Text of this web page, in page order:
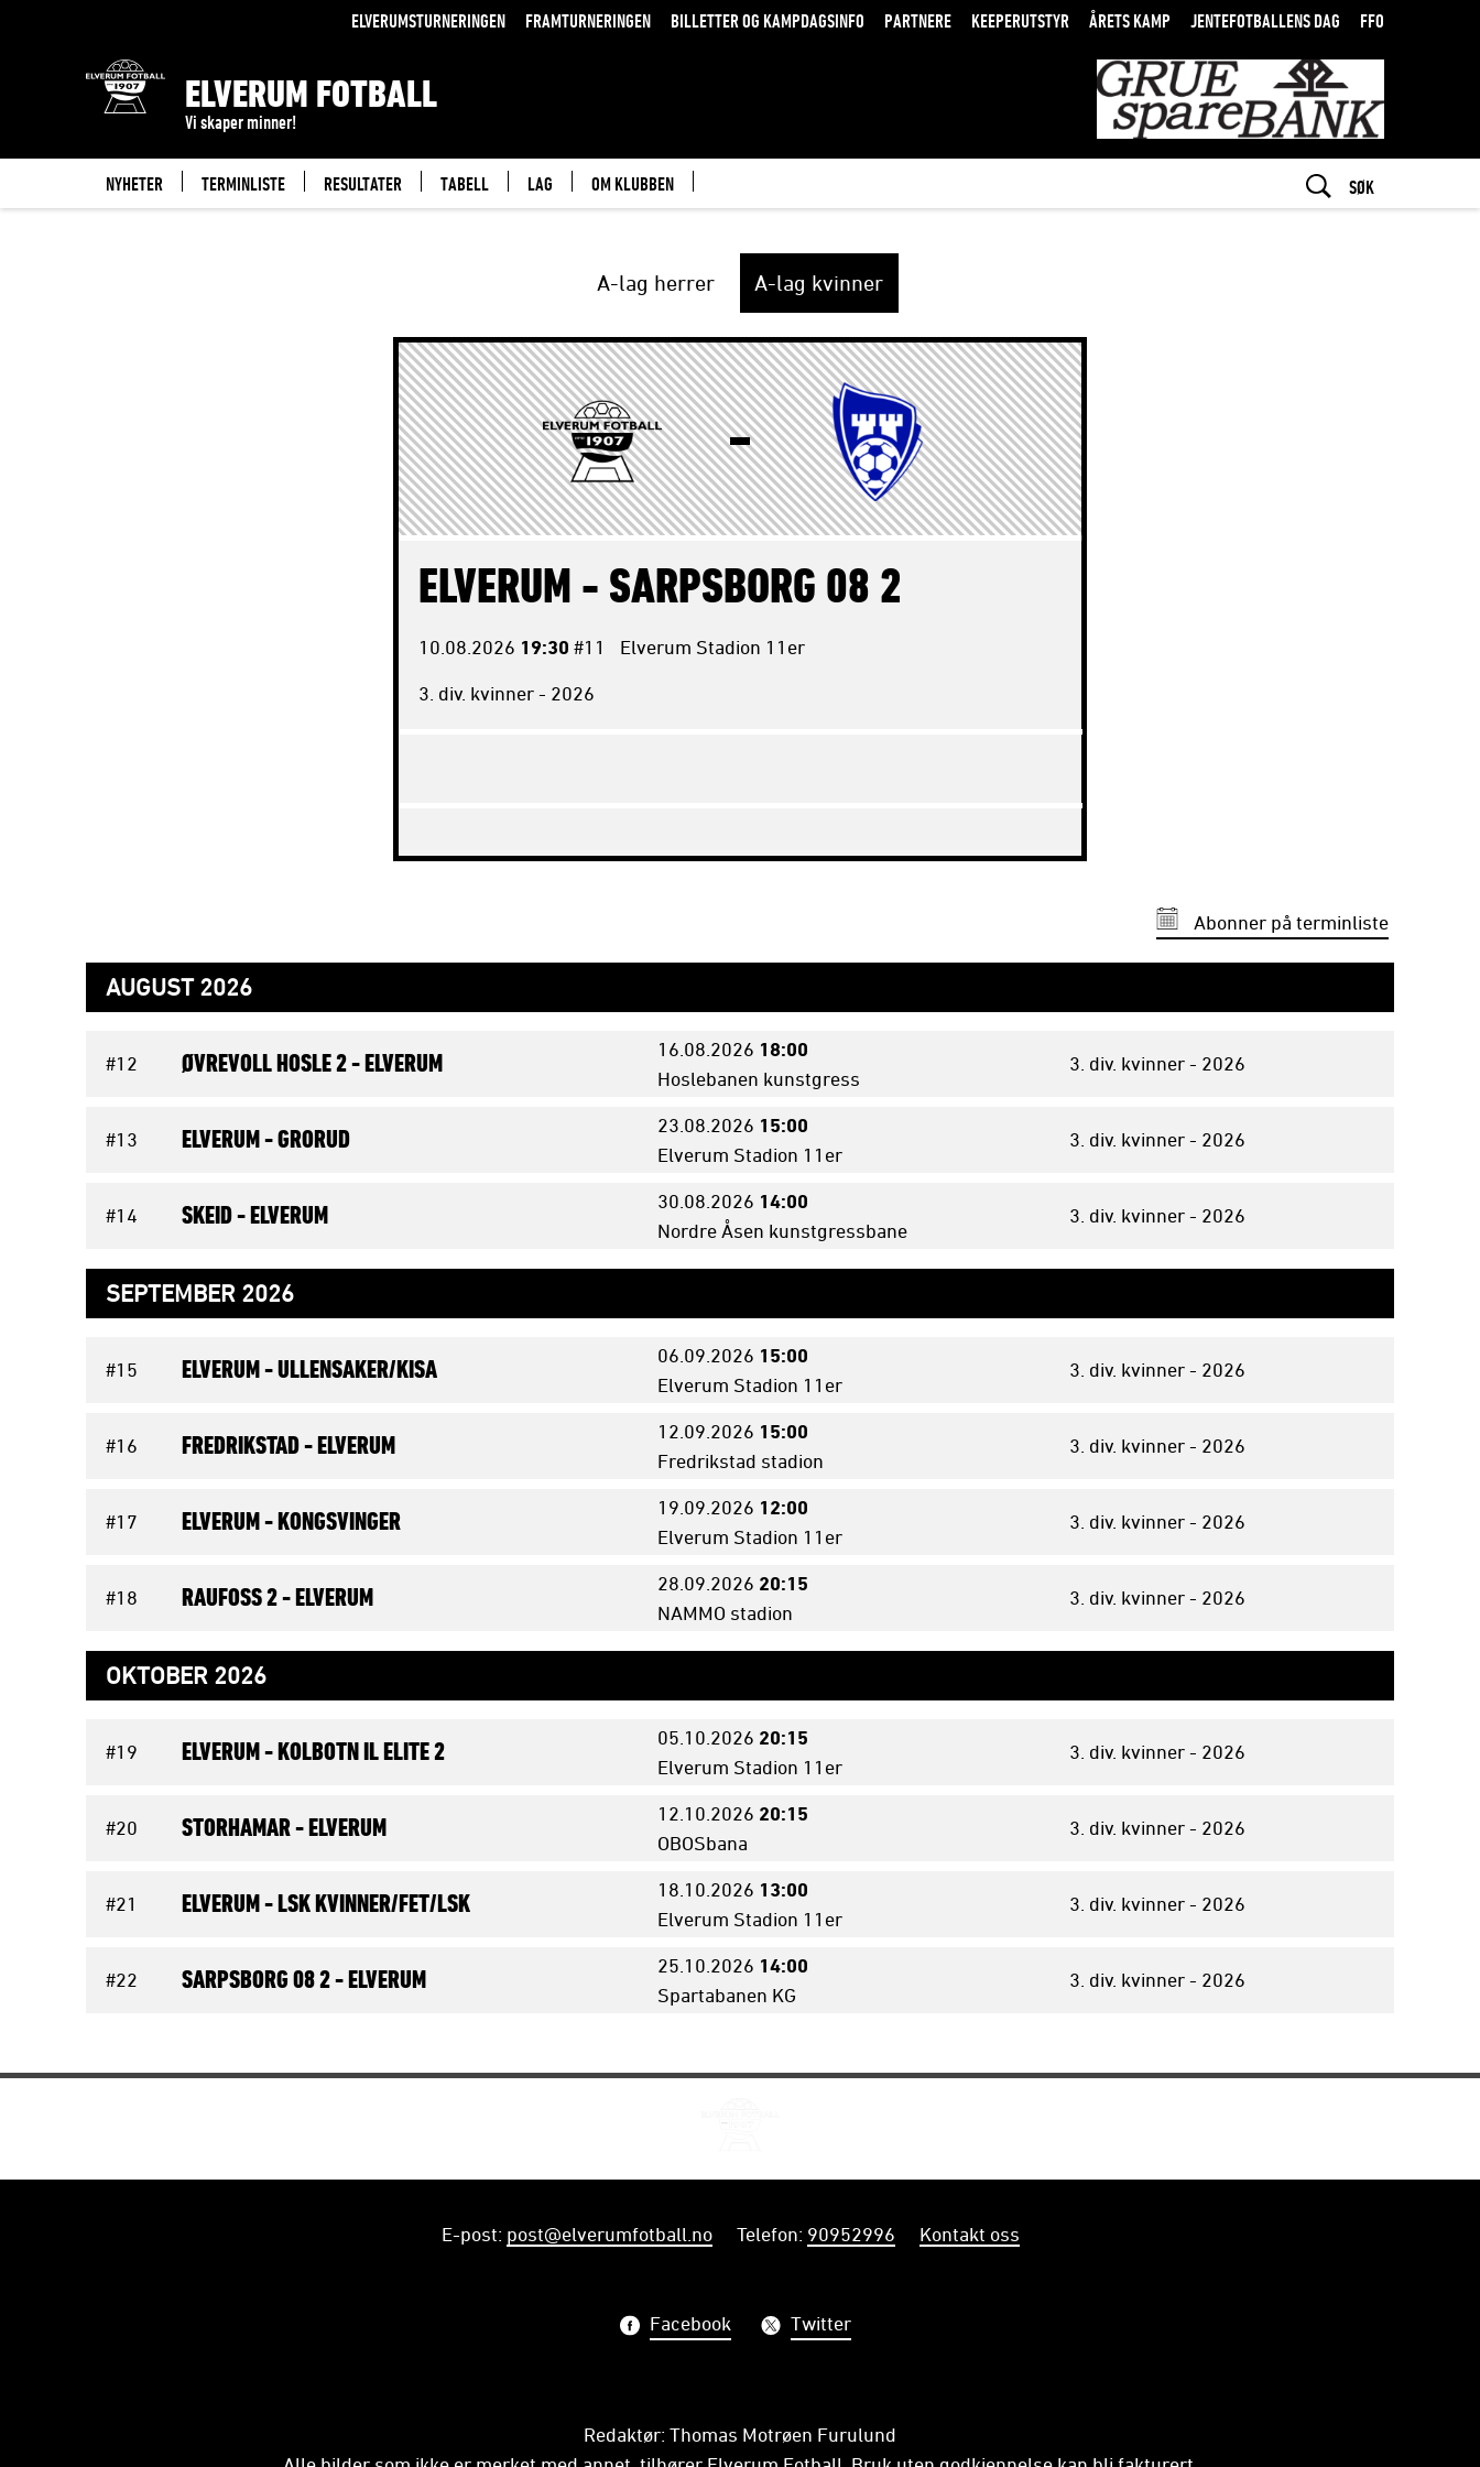
ELVERUMSTURNERINGEN FRAMTURNERINGEN BILLETTER OG KAMPDAGSINFO PARTNERE KEEPERUTSTYR ÅRETS KAMP JENTEFOTBALLENS DAG FFO
ELVERUM FOTBALL
Vi skaper minner!
NYHETER TERMINLISTE RESULTATER TABELL LAG OM KLUBBEN SØK
A-lag herrer A-lag kvinner
ELVERUM - SARPSBORG 08 2
10.08. 2026 19:30 #11 Elverum Stadion 11er
3. div. kvinner - 2026
Abonner på terminliste
AUGUST 2026
#12 ØVREVOLL HOSLE 2 -ELVERUM 16.08. 2026 18:00
Hoslebanen kunstgress
3. div. kvinner - 2026
#13 ELVERUM -GRORUD 23.08. 2026 15:00
Elverum Stadion 11er
3. div. kvinner - 2026
#14 SKEID -ELVERUM 30.08. 2026 14:00
Nordre Åsen kunstgressbane
3. div. kvinner - 2026
SEPTEMBER 2026
#15 ELVERUM -ULLENSAKER/KISA 06.09. 2026 15:00
Elverum Stadion 11er
3. div. kvinner - 2026
#16 FREDRIKSTAD -ELVERUM 12.09. 2026 15:00
Fredrikstad stadion
3. div. kvinner - 2026
#17 ELVERUM -KONGSVINGER 19.09. 2026 12:00
Elverum Stadion 11er
3. div. kvinner - 2026
#18 RAUFOSS 2 -ELVERUM 28.09. 2026 20:15
NAMMO stadion
3. div. kvinner - 2026
OKTOBER 2026
#19 ELVERUM -KOLBOTN IL ELITE 2 05.10. 2026 20:15
Elverum Stadion 11er
3. div. kvinner - 2026
#20 STORHAMAR -ELVERUM 12.10. 2026 20:15
OBOSbana
3. div. kvinner - 2026
#21 ELVERUM -LSK KVINNER/FET/LSK 18.10. 2026 13:00
Elverum Stadion 11er
3. div. kvinner - 2026
#22 SARPSBORG 08 2 -ELVERUM 25.10. 2026 14:00
Spartabanen KG
3. div. kvinner - 2026
E-post: post@elverumfotball.no Telefon: 90952996 Kontakt oss
Facebook Twitter
Redaktør: Thomas Motrøen Furulund